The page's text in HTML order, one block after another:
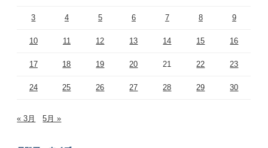
3 4 5 6 7 8 9
10 11 12 13 14 15 16
17 18 19 20 21 22 23
24 25 26 27 28 29 30
« 3月 5月 »